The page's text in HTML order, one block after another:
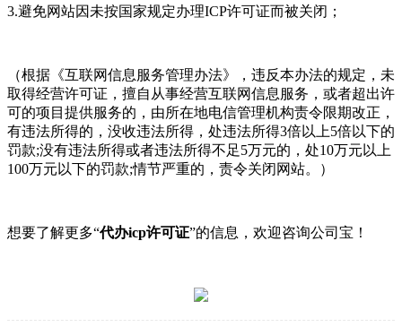
3.避免网站因未按国家规定办理ICP许可证而被关闭；
（根据《互联网信息服务管理办法》，违反本办法的规定，未
取得经营许可证，擅自从事经营互联网信息服务，或者超出许
可的项目提供服务的，由所在地电信管理机构责令限期改正，
有违法所得的，没收违法所得，处违法所得3倍以上5倍以下的
罚款;没有违法所得或者违法所得不足5万元的，处10万元以上
100万元以下的罚款;情节严重的，责令关闭网站。）
想要了解更多“代办icp许可证”的信息，欢迎咨询公司宝！